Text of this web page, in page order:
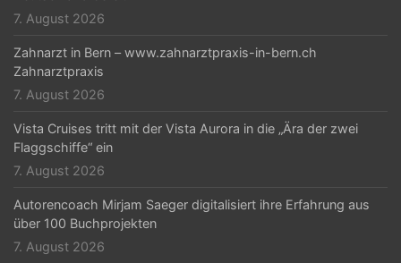
7. August 2026
Zahnarzt in Bern – www.zahnarztpraxis-in-bern.ch
Zahnarztpraxis
7. August 2026
Vista Cruises tritt mit der Vista Aurora in die „Ära der zwei
Flaggschiffe“ ein
7. August 2026
Autorencoach Mirjam Saeger digitalisiert ihre Erfahrung aus
über 100 Buchprojekten
7. August 2026